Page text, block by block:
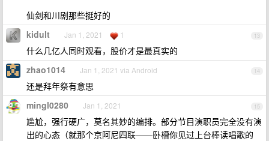
仙剑和川剧那些挺好的
13
kidult Jan 1, 2021 1
什么几亿人同时观看，股价才是最真实的
14
zhao1014 Jan 1, 2021 via Android
还是拜年祭有意思
15
mingl0280 Jan 1, 2021
尴尬，强行硬广，莫名其妙的编排。部分节目演职员完全没有演
出的心态（就那个京阿尼四联——卧槽你见过上台棒读唱歌的